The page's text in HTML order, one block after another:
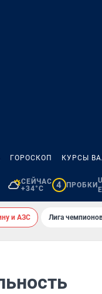
ГОРОСКОП КУРСЫ
СЕЙЧАС
+34°C
4 ПРОБКИ
и АЗС Лига